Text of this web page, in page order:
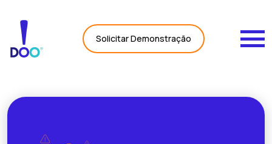
Solicitar Demonstração